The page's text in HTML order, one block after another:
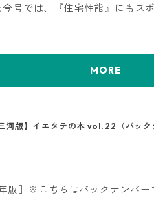
今号では、『住宅性能』にもス
Gallery』、会社の特徴をまとめ
を比較検討しやすい形でご紹介
MORE
河版】イエタテの本 vol.22（バック
版］※こちらはバックナンバ